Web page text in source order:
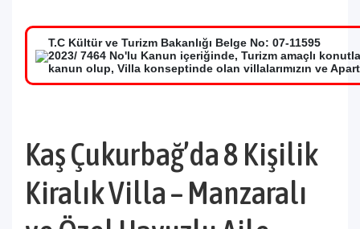
T.C Kültür ve Turizm Bakanlığı Belge No: 07-11595
2023/ 7464 No'lu Kanun içeriğinde, Turizm amaçlı
kanun olup, Villa konseptinde olan villalarımızın ve
Kaş Çukurbağ’da 8 Kişilik
Kiralık Villa – Manzaralı